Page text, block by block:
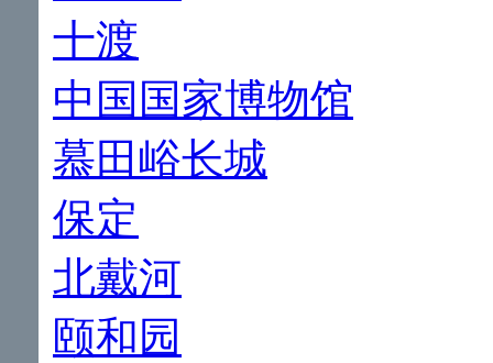
十渡
中国国家博物馆
慕田峪长城
保定
北戴河
颐和园